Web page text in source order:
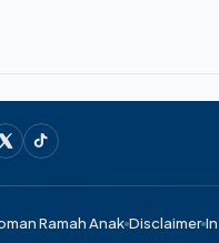
Ramah Anak Disclaimer